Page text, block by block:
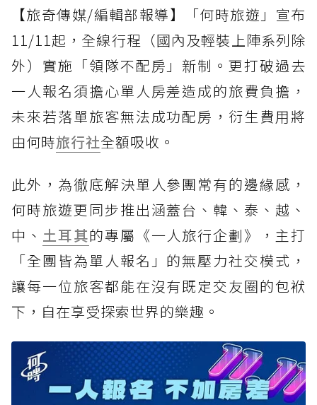
【旅奇傳媒/編輯部報導】「何時旅遊」宣布
11/11起，全線行程（國內及輕裝上陣系列除
外）實施「領隊不配房」新制。更打破過去
一人報名須擔心單人房差造成的旅費負擔，
未來若落單旅客無法成功配房，衍生費用將
由何時旅行社全額吸收。
此外，為徹底解決單人參團常有的邊緣感，
何時旅遊更同步推出涵蓋台、韓、泰、越、
中、 土耳其的專屬《一人旅行企劃》，主打
「全團皆為單人報名」的無壓力社交模式，
讓每一位旅客都能在沒有既定交友圈的包袱
下，自在享受探索世界的樂趣。